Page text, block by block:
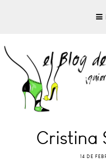
Cristina
14 DE